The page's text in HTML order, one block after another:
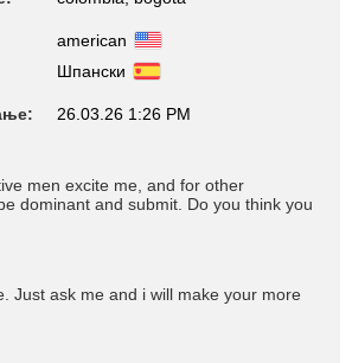
american
Шпански
26.03.26 1:26 PM
men excite me, and for other
dominant and submit. Do you think you
Just ask me and i will make your more